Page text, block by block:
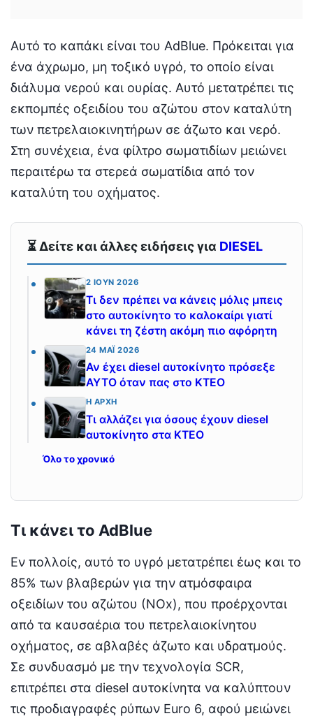
Αυτό το καπάκι είναι του AdBlue. Πρόκειται για
ένα άχρωμο, μη τοξικό υγρό, το οποίο είναι
διάλυμα νερού και ουρίας. Αυτό μετατρέπει τις
εκπομπές οξειδίου του αζώτου στον καταλύτη
των πετρελαιοκινητήρων σε άζωτο και νερό.
Στη συνέχεια, ένα φίλτρο σωματιδίων μειώνει
περαιτέρω τα στερεά σωματίδια από τον
καταλύτη του οχήματος.
⏳ Δείτε και άλλες ειδήσεις για DIESEL
2 ΙΟΎΝ 2026
Τι δεν πρέπει να κάνεις μόλις μπεις
στο αυτοκίνητο το καλοκαίρι γιατί
κάνει τη ζέστη ακόμη πιο αφόρητη
24 ΜΆΙ 2026
Αν έχει diesel αυτοκίνητο πρόσεξε
ΑΥΤΟ όταν πας στο ΚΤΕΟ
Η ΑΡΧΉ
Τι αλλάζει για όσους έχουν diesel
αυτοκίνητο στα ΚΤΕΟ
Όλο το χρονικό
Τι κάνει το AdBlue
Εν πολλοίς, αυτό το υγρό μετατρέπει έως και το
85% των βλαβερών για την ατμόσφαιρα
οξειδίων του αζώτου (ΝΟx), που προέρχονται
από τα καυσαέρια του πετρελαιοκίνητου
οχήματος, σε αβλαβές άζωτο και υδρατμούς.
Σε συνδυασμό με την τεχνολογία SCR,
επιτρέπει στα diesel αυτοκίνητα να καλύπτουν
τις προδιαγραφές ρύπων Euro 6, αφού μειώνει